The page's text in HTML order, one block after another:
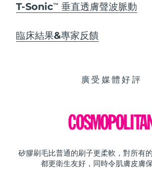
T-SonicTM 垂直透膚聲波脈動
臨床結果&專家反饋
廣受媒體好評
矽膠刷毛比普通的刷子更柔軟，對所有
都更衛生友好，同時令肌膚皮膚保